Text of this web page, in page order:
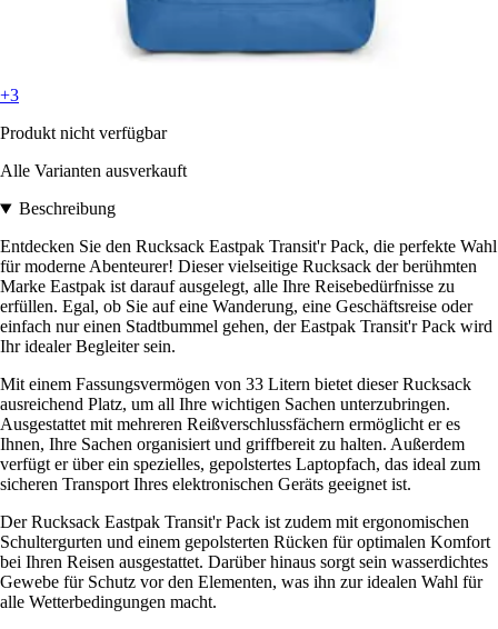
+3
Produkt nicht verfügbar
Alle Varianten ausverkauft
Beschreibung
Entdecken Sie den Rucksack Eastpak Transit'r Pack, die perfekte Wahl
für moderne Abenteurer! Dieser vielseitige Rucksack der berühmten
Marke Eastpak ist darauf ausgelegt, alle Ihre Reisebedürfnisse zu
erfüllen. Egal, ob Sie auf eine Wanderung, eine Geschäftsreise oder
einfach nur einen Stadtbummel gehen, der Eastpak Transit'r Pack wird
Ihr idealer Begleiter sein.
Mit einem Fassungsvermögen von 33 Litern bietet dieser Rucksack
ausreichend Platz, um all Ihre wichtigen Sachen unterzubringen.
Ausgestattet mit mehreren Reißverschlussfächern ermöglicht er es
Ihnen, Ihre Sachen organisiert und griffbereit zu halten. Außerdem
verfügt er über ein spezielles, gepolstertes Laptopfach, das ideal zum
sicheren Transport Ihres elektronischen Geräts geeignet ist.
Der Rucksack Eastpak Transit'r Pack ist zudem mit ergonomischen
Schultergurten und einem gepolsterten Rücken für optimalen Komfort
bei Ihren Reisen ausgestattet. Darüber hinaus sorgt sein wasserdichtes
Gewebe für Schutz vor den Elementen, was ihn zur idealen Wahl für
alle Wetterbedingungen macht.